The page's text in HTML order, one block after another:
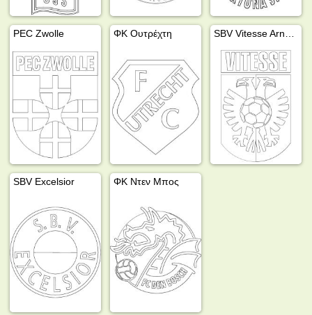
PEC Zwolle ΦΚ Ουτρέχτη
SBV Excelsior ΦΚ Ντεν Μπος